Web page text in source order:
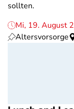
sollten.
Mi, 19. August
Altersvorsorge